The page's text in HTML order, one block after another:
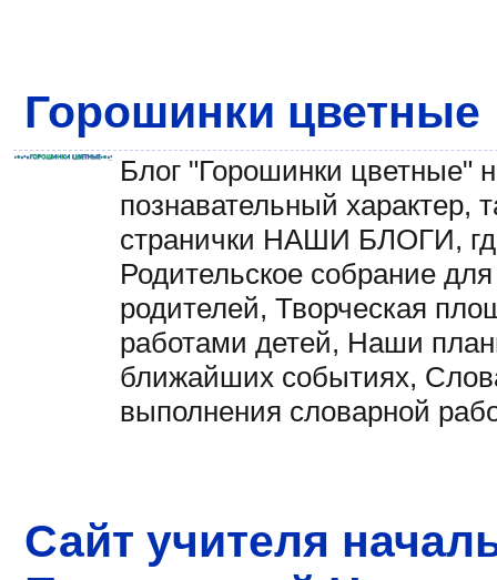
Горошинки цветные
Блог "Горошинки цветные"
познавательный характер,
странички НАШИ БЛОГИ,
Родительское собрание
родителей, Творческая
работами детей, Наши
ближайших событиях,
выполнения словарной
Сайт учителя